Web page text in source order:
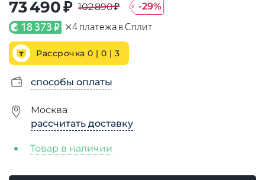
73 490 ₽ 102 890 ₽ -29%
18 373 ₽ ×4 платежа в Сплит
Рассрочка 0 | 0 | 3
способы оплаты
Москва
рассчитать доставку
Товар в наличии